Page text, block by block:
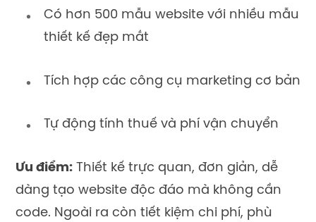
Có hơn 500 mẫu website với nhiều mẫu
thiết kế đẹp mắt
Tích hợp các công cụ marketing cơ bản
Tự động tính thuế và phí vận chuyển
Ưu điểm: Thiết kế trực quan, đơn giản, dễ
dàng tạo website độc đáo mà không cần
code. Ngoài ra còn tiết kiệm chi phí, phù